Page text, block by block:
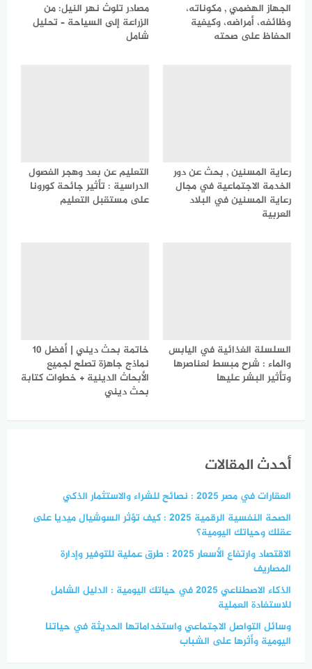
الجهاز الهضمي , مكوناته،
وظائفه، أمراضه، وكيفية
الحفاظ على صحته
مصادر تلوث نهر النيل: من
الزراعة إلى السياحة – تحليل
شامل
رعاية المسنين , بحث عن دور
الخدمة الاجتماعية في مجال
رعاية المسنين في البلاد
العربية
التعليم عن بعد وهجر الفصول
الدراسية : تأثير جائحة كورونا
على مستقبل التعليم
السلسلة الغذائية في اليابس
والماء : شرح مبسط لعناصرها
وتأثير البشر عليها
خاتمة بحث ديني | أفضل 10
نماذج جاهزة تصلح لجميع
الأبحاث الدينية + خطوات كتابة
بحث ديني
أحدث المقالات
العقارات في مصر 2025 : نصائح للشراء والاستثمار الذكي
الصحة النفسية الرقمية 2025 : كيف تؤثر السوشيال ميديا على
عقلك وحياتك اليومية؟
الاقتصاد وارتفاع الأسعار 2025 : طرق عملية للتوفير وإدارة
المصاريف
الذكاء الاصطناعي 2025 في حياتك اليومية : الدليل الشامل
للاستفادة العملية
وسائل التواصل الاجتماعي واستخداماتها الحديثة في حياتنا
اليومية وأثرها على الشباب